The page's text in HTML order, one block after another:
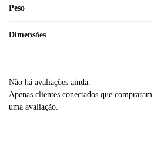
Peso
Dimensões
Não há avaliações ainda.
Apenas clientes conectados que
uma avaliação.